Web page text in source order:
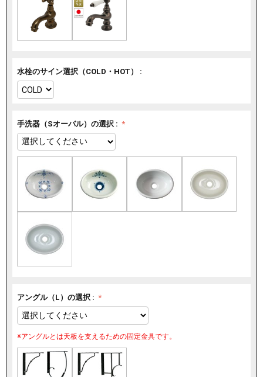
水栓のサイン選択（COLD・HOT） :
手洗器（Sオーバル）の選択 :
アングル（L）の選択 :
※アングルとは天板を支えるための固定金具です。